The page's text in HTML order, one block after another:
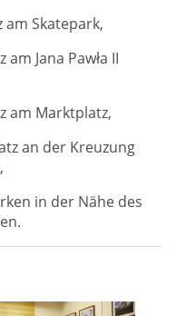
Skatepark,
Jana Pawła II
Marktplatz,
an der Kreuzung
in der Nähe des